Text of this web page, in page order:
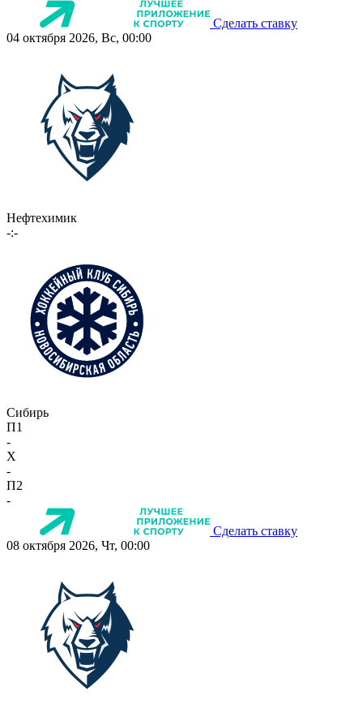
Сделать ставку
04 октября 2026, Вс, 00:00
Нефтехимик
-:-
Сибирь
П1
-
X
-
П2
-
Сделать ставку
08 октября 2026, Чт, 00:00